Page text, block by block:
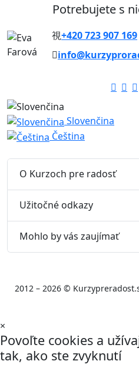
Potrebujete s
+420 723 907 169
Slovenčina
Čeština
O Kurzoch pre radosť
Užitočné odkazy
Mohlo by vás zaujímať
2012 – 2026 ©
×
Povoľte cookies a
tak, ako ste zvyknutí